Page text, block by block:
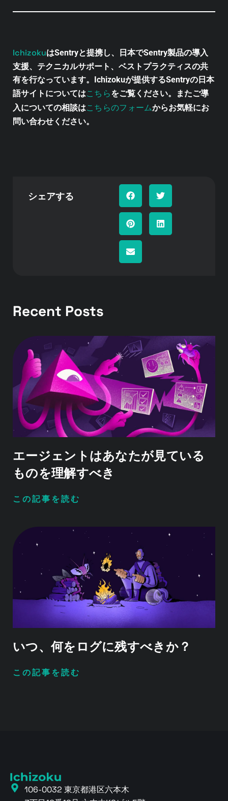
IchizokuはSentryと提携し、日本でSentry製品の導入
支援、テクニカルサポート、ベストプラクティスの共
有を行なっています。Ichizokuが提供するSentryの日本
語サイトについてはこちらをご覧ください。またご導
入についての相談はこちらのフォームからお気軽にお
問い合わせください。
シェアする
Recent Posts
エージェントはあなたが見ている
ものを理解すべき
この記事を読む
いつ、何をログに残すべきか？
この記事を読む
106-0032 東京都港区六本木